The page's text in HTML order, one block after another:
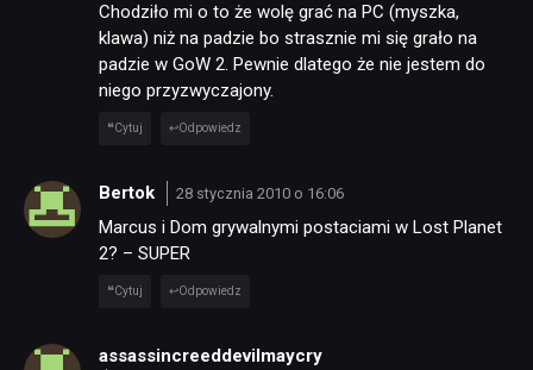
Chodziło mi o to że wolę grać na PC (myszka,
klawa) niż na padzie bo strasznie mi się grało na
padzie w GoW 2. Pewnie dlatego że nie jestem do
niego przyzwyczajony.
Cytuj Odpowiedz
Bertok 28 stycznia 2010 o 16:06
Marcus i Dom grywalnymi postaciami w Lost Planet
2? – SUPER
Cytuj Odpowiedz
assassincreeddevilmaycry